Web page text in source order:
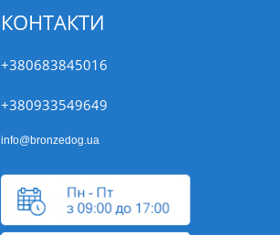
КОНТАКТИ
+380683845016
+380933549649
info@bronzedog.ua